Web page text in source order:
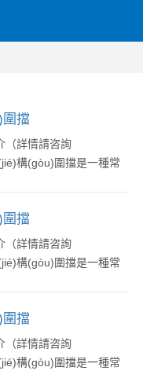
擋
（詳情請咨詢
構(gòu)圍擋是一種常
擋
（詳情請咨詢
構(gòu)圍擋是一種常
擋
（詳情請咨詢
構(gòu)圍擋是一種常